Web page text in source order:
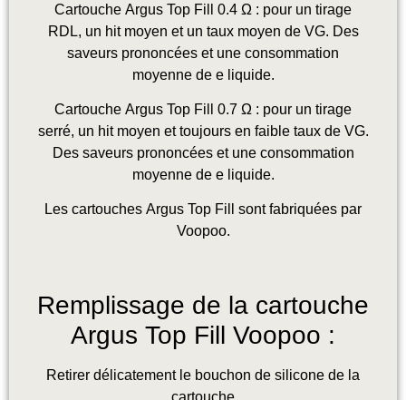
Cartouche Argus Top Fill 0.4 Ω : pour un tirage
RDL, un hit moyen et un taux moyen de VG. Des
saveurs prononcées et une consommation
moyenne de e liquide.
Cartouche Argus Top Fill 0.7 Ω : pour un tirage
serré, un hit moyen et toujours en faible taux de VG.
Des saveurs prononcées et une consommation
moyenne de e liquide.
Les cartouches Argus Top Fill sont fabriquées par
Voopoo.
Remplissage de la cartouche
Argus Top Fill Voopoo :
Retirer délicatement le bouchon de silicone de la
cartouche